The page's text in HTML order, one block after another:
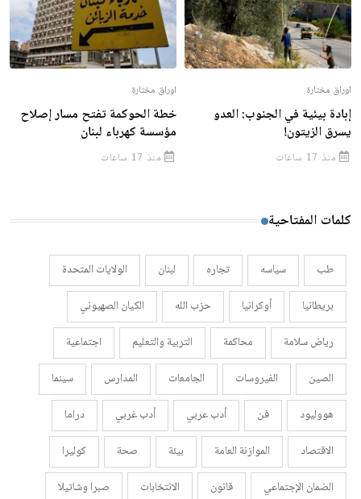
اوراق مختارة
إبادة بيئية في الجنوب: العدو
يسرق الزيتون!
منذ 17 ساعات
اوراق مختارة
خطة الحوكمة تفتح مسار إصلاح
مؤسسة كهرباء لبنان
منذ 17 ساعات
كلمات المفتاحية
طب سياسه تجاره لبنان
الولايات المتحدة
بريطانيا
أوكرانيا حزب الله
الكيان الصهيوني
رياض سلامة
محاكمة التربية والتعليم
اجتماعية
الصين
الفيروسات الجامعات المدارس
سينما
هووليود
فن أدب عربي أدب غربي
دراما
الاقتصاد
الموازنة العامة بيئة صحة
كوليرا
الضمان الإجتماعي
قانون الانتخابات
صبرا وشاتيلا